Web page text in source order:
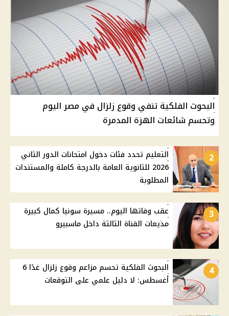
البحوث الفلكية تنفي وقوع زلزال في مصر اليوم
وتحسم شائعات الهزة المدمرة
2
التعليم تحدد فئات دخول امتحانات الدور الثاني
2026 للثانوية العامة بالدرجة كاملة والمستندات
المطلوبة
3
عقب وفاتها اليوم.. مسيرة سونيا كمال كبيرة
مذيعات القناة الثالثة داخل ماسبيرو
4
البحوث الفلكية تحسم مزاعم وقوع زلزال غدًا 6
أغسطس: لا دليل علمي على التوقعات